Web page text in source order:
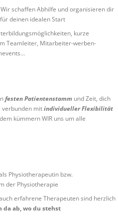
schaffen Abhilfe und organisieren dir
deinen idealen Start
kurze
Teamleiter, Mitarbeiter-werben-
festen Patientenstamm und Zeit, dich
, verbunden mitindividueller Flexibilität
kümmern WIR uns um alle
Physiotherapeutin bzw.
der Physiotherapie
erfahrene Therapeuten sind herzlich
da ab, wo du stehst